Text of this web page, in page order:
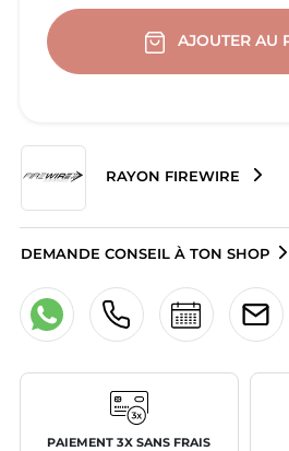
AJOUTER AU
RAYON FIREWIRE
DEMANDE CONSEIL À TON SHOP
PAIEMENT 3X SANS FRAIS